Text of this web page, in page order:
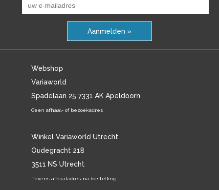
Aanmelden »
Webshop
Variaworld
Spadelaan 25 7331 AK Apeldoorn
Geen afhaal- of bezoekadres
Winkel Variaworld Utrecht
Oudegracht 218
3511 NS Utrecht
Tevens afhaaladres na bestelling